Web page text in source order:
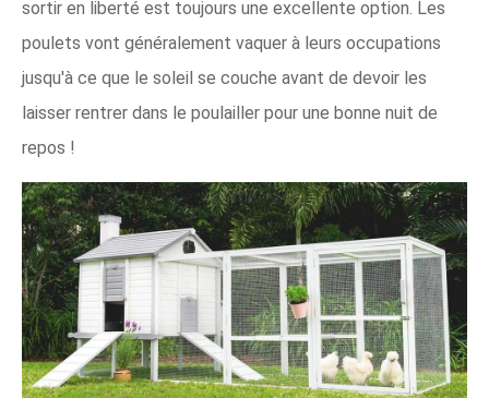
sortir en liberté est toujours une excellente option. Les
poulets vont généralement vaquer à leurs occupations
jusqu'à ce que le soleil se couche avant de devoir les
laisser rentrer dans le poulailler pour une bonne nuit de
repos !